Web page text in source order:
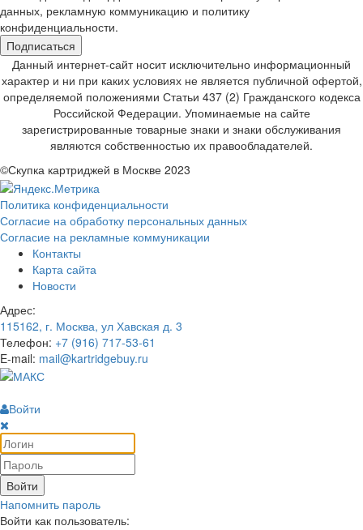
данных, рекламную коммуникацию и политику
конфиденциальности.
Подписаться
Данный интернет-сайт носит исключительно информационный
характер и ни при каких условиях не является публичной офертой,
определяемой положениями Статьи 437 (2) Гражданского кодекса
Российской Федерации. Упоминаемые на сайте
зарегистрированные товарные знаки и знаки обслуживания
являются собственностью их правообладателей.
©Скупка картриджей в Москве 2023
Политика конфиденциальности
Согласие на обработку персональных данных
Согласие на рекламные коммуникации
Контакты
Карта сайта
Новости
Адрес:
115162, г. Москва, ул Хавская д. 3
Телефон: +7 (916) 717-53-61
E-mail: mail@kartridgebuy.ru
Войти
Войти
Напомнить пароль
Войти как пользователь: